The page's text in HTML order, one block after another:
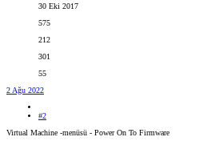
30 Eki 2017
575
212
301
55
2 Ağu 2022
#2
Virtual Machine -menüsü - Power On To Firmware